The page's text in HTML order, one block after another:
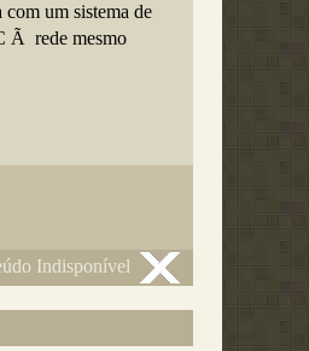
com um sistema de
Ã rede mesmo
Indisponível